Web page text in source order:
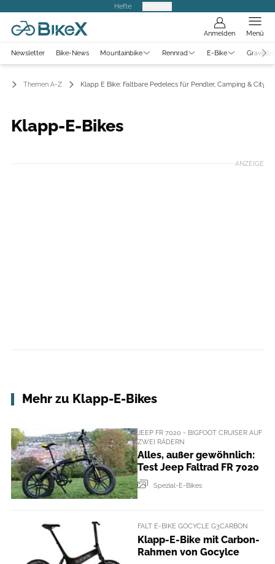
Hefte
Anmelden Menü
Newsletter Bike-News Mountainbike Rennrad E-Bike
Themen A-Z Klapp E Bike: Faltbare Pedelecs für Pendler, Camping & City
Klapp-E-Bikes
ANZEIGE
Mehr zu Klapp-E-Bikes
JEEP FR 7020 - BIGFOOT CRUISER AUF
ZWEI RÄDERN
Alles, außer gewöhnlich:
Test Jeep Faltrad FR 7020
Spezial-E-Bikes
FALT E-BIKE GOCYCLE G3CARBON
Klapp-E-Bike mit Carbon-
Rahmen von Gocylce